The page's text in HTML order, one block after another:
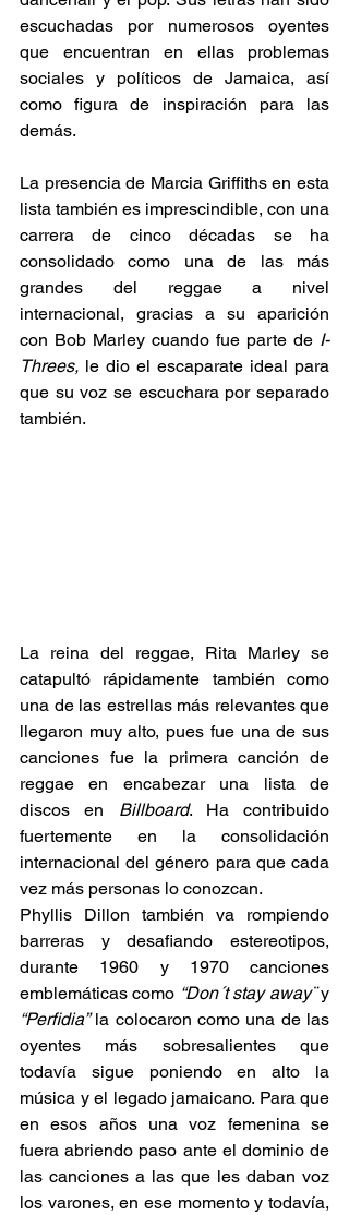
escuchadas por numerosos oyentes
que encuentran en ellas problemas
sociales y políticos de Jamaica, así
como figura de inspiración para las
demás.
La presencia de Marcia Griffiths en esta
lista también es imprescindible, con una
carrera de cinco décadas se ha
consolidado como una de las más
grandes del reggae a nivel
internacional, gracias a su aparición
con Bob Marley cuando fue parte de I-
Threes, le dio el escaparate ideal para
que su voz se escuchara por separado
también.
La reina del reggae, Rita Marley se
catapultó rápidamente también como
una de las estrellas más relevantes que
llegaron muy alto, pues fue una de sus
canciones fue la primera canción de
reggae en encabezar una lista de
discos en Billboard. Ha contribuido
fuertemente en la consolidación
internacional del género para que cada
vez más personas lo conozcan.
Phyllis Dillon también va rompiendo
barreras y desafiando estereotipos,
durante 1960 y 1970 canciones
emblemáticas como “Don´t stay away¨
“Perfidia” la colocaron como una de las
oyentes más sobresalientes que
todavía sigue poniendo en alto la
música y el legado jamaicano. Para que
en esos años una voz femenina se
fuera abriendo paso ante el dominio de
las canciones a las que les daban voz
los varones, en ese momento y todavía,